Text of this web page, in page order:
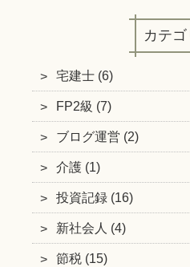
カテ
宅建士 (6)
FP2級 (7)
ブログ運営 (2)
介護 (1)
投資記録 (16)
新社会人 (4)
節税 (15)